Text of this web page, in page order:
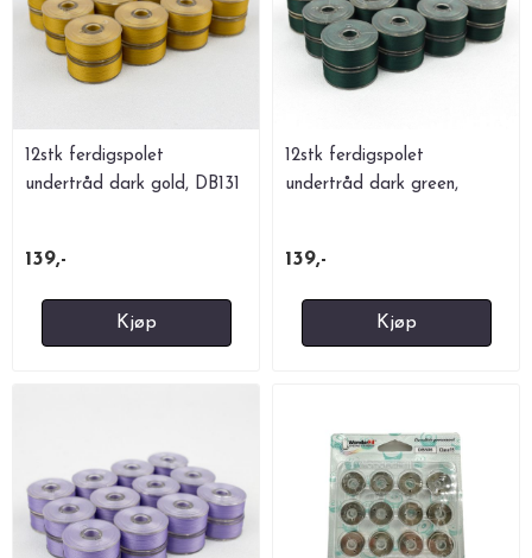
12stk ferdigspolet
undertråd dark gold, DB131
139,-
Kjøp
12stk ferdigspolet
undertråd dark green,
139,-
Kjøp